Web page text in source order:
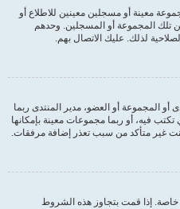
معينة أو مسجلين معينين للاطلاع أو
تلك المجموعة أو المسجلين. وحدهم
لذلك. عليك الاتصال بهم.
المجموعة أو العضو، مدير المنتدى ربما
فيه، أو ربما مجموعات معينة بإمكانها
غير متأكد من سبب تعذر إضافة مرفقات.
إذا قمت بتجاوز هذه الشروط